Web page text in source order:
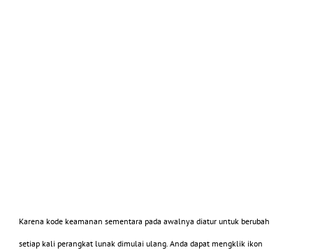
Karena kode keamanan sementara pada awalnya diatur untuk berubah
setiap kali perangkat lunak dimulai ulang. Anda dapat mengklik ikon